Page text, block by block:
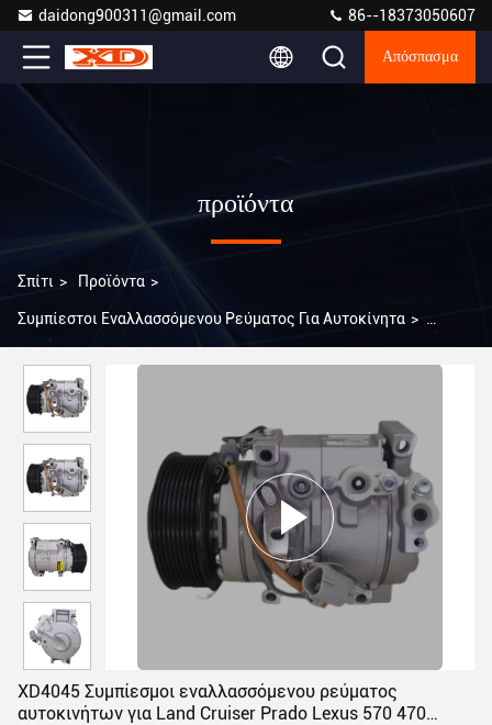
daidong900311@gmail.com 86--18373050607
Απόσπασμα
προϊόντα
Σπίτι > Προϊόντα >
Συμπίεστοι Εναλλασσόμενου Ρεύματος Για Αυτοκίνητα >
για Land Cruiser Prado Lexus 570 470 10S20C PV9 Κλιματισμός
883206A320 883106A330
XD4045 Συμπίεσμοι εναλλασσόμενου ρεύματος
αυτοκινήτων για Land Cruiser Prado Lexus 570 470